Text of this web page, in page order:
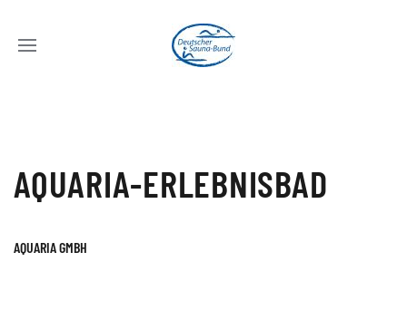
AQUARIA-ERLEBNISBAD
AQUARIA GMBH